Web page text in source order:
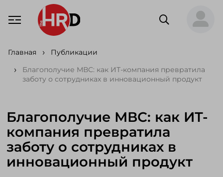
Главная
Публикации
Благополучие МВС: как ИТ-компания превратила
заботу о сотрудниках в инновационный продукт
Благополучие МВС: как ИТ-
компания превратила
заботу о сотрудниках в
инновационный продукт